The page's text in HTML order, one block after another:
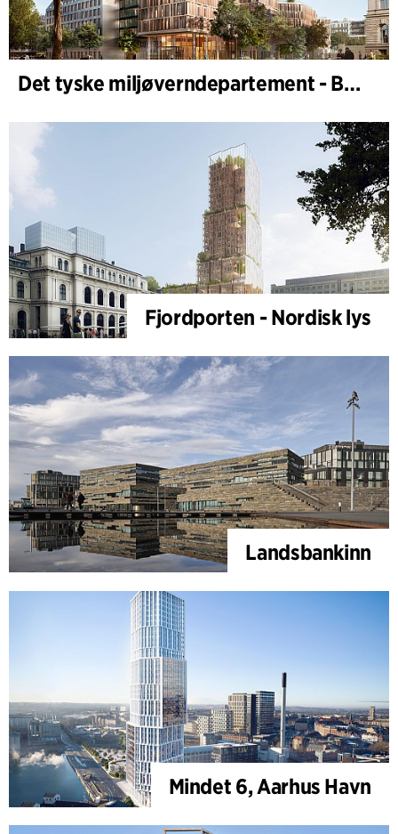
Det tyske miljøverndepartement - BMUKN
Fjordporten - Nordisk lys
Landsbankinn
Mindet 6, Aarhus Havn